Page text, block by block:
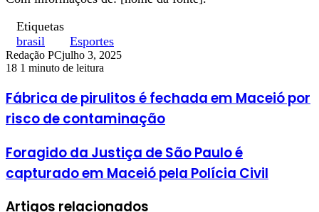
Etiquetas
brasil
Esportes
Redação PCjulho 3, 2025
18 1 minuto de leitura
Fábrica de pirulitos é fechada em Maceió por
risco de contaminação
Foragido da Justiça de São Paulo é
capturado em Maceió pela Polícia Civil
Artigos relacionados